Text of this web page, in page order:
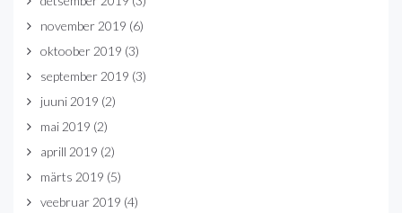
november 2019 (6)
oktoober 2019 (3)
september 2019 (3)
juuni 2019 (2)
mai 2019 (2)
aprill 2019 (2)
märts 2019 (5)
veebruar 2019 (4)